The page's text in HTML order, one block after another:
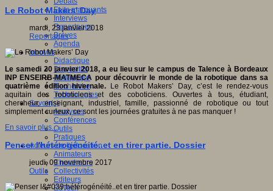
Faits marquants
Interviews
Reportages
Brèves
Agenda
Innover
Didactique
Dispositifs
Pédagogie
Recherche
Technologies
Savoir(s)
Analyses
Conférences
Outils
Pratiques
Acteurs de l'éducation
Animateurs
Chercheurs
Collectivités
Editeurs
EdTech
Le Robot Makers’ Day
mardi, 23 janvier 2018
Reportages
Le samedi 20 janvier 2018, a eu lieu sur le campus de Talence à Bordeaux
INP ENSEIRB-MATMECA pour découvrir le monde de la robotique dans sa
quatrième édition hivernale.
Le Robot Makers’ Day, c’est le rendez-vous
aquitain des roboticiens et des coboticiens. Ouvertes à tous, étudiant,
chercheur, enseignant, industriel, famille, passionné de robotique ou tout
simplement curieux, ce sont les journées gratuites à ne pas manquer !
En savoir plus...
Penser l'hétérogénéité..et en tirer partie. Dossier
jeudi, 09 novembre 2017
Outils